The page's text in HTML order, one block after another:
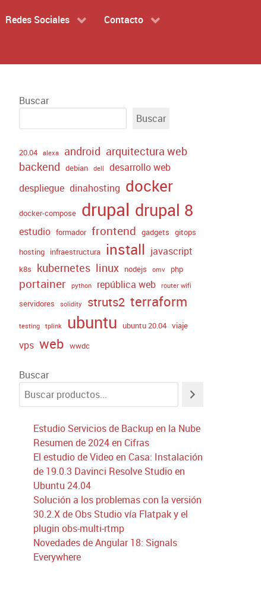
Redes Sociales Contacto
Buscar
Buscar
20.04 alexa android arquitectura web
backend debian dell
desarrollo web
despliegue dinahosting docker
docker-compose drupal drupal 8
estudio formador frontend gadgets gitops
hosting infraestructura install javascript
k8s kubernetes linux nodejs omv php
portainer python república web router wifi
servidores solidity struts2 terraform
testing tplink ubuntu ubuntu 20.04 viaje
vps web wwdc
Buscar
Estudio Servicios de Backup en la Nube
Resumen de 2024 en Cifras
El estudio de Video en Casa: Instalación
de 19.0.3 Davinci Resolve Studio en
Ubuntu 24.04
Solución a los problemas con la versión
30.2.X de Obs Studio vía Flatpak y el
plugin obs-multi-rtmp
Novedades de Angular 18: Signals
Everywhere